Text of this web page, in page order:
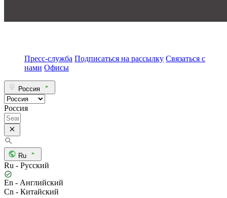
Пресс-служба Подписаться на рассылку Связаться с
нами Офисы
Россия
Россия
Ru
Ru - Русский
En - Английский
Cn - Китайский